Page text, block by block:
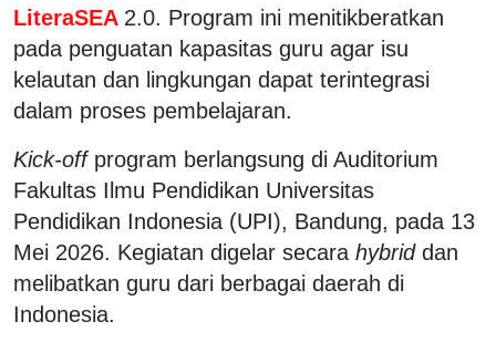
LiteraSEA 2.0. Program ini menitikberatkan
pada penguatan kapasitas guru agar isu
kelautan dan lingkungan dapat terintegrasi
dalam proses pembelajaran.
Kick-offprogram berlangsung di Auditorium
Fakultas Ilmu Pendidikan Universitas
Pendidikan Indonesia (UPI), Bandung, pada 13
Mei 2026. Kegiatan digelar secara hybriddan
melibatkan guru dari berbagai daerah di
Indonesia.